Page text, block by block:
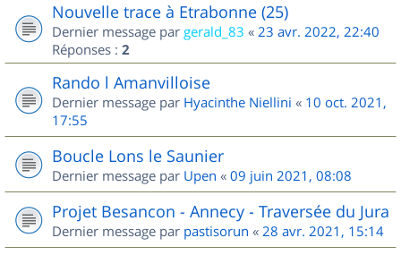
Nouvelle trace à Etrabonne (25)
Dernier message par gerald_83 « 23 avr. 2022, 22:40
Réponses : 2
Rando l Amanvilloise
Dernier message par Hyacinthe Niellini « 10 oct. 2021,
17:55
Boucle Lons le Saunier
Dernier message par Upen « 09 juin 2021, 08:08
Projet Besancon - Annecy - Traversée du Jura
Dernier message par pastisorun « 28 avr. 2021, 15:14